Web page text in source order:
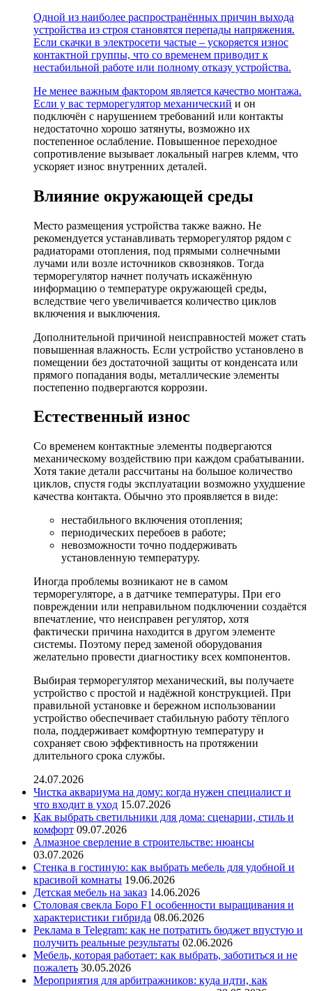
Одной из наиболее распространённых причин выхода
устройства из строя становятся перепады напряжения.
Если скачки в электросети частые – ускоряется износ
контактной группы, что со временем приводит к
нестабильной работе или полному отказу устройства.
Не менее важным фактором является качество монтажа.
Если у вас терморегулятор механический и он
подключён с нарушением требований или контакты
недостаточно хорошо затянуты, возможно их
постепенное ослабление. Повышенное переходное
сопротивление вызывает локальный нагрев клемм, что
ускоряет износ внутренних деталей.
Влияние окружающей среды
Место размещения устройства также важно. Не
рекомендуется устанавливать терморегулятор рядом с
радиаторами отопления, под прямыми солнечными
лучами или возле источников сквозняков. Тогда
терморегулятор начнет получать искажённую
информацию о температуре окружающей среды,
вследствие чего увеличивается количество циклов
включения и выключения.
Дополнительной причиной неисправностей может стать
повышенная влажность. Если устройство установлено в
помещении без достаточной защиты от конденсата или
прямого попадания воды, металлические элементы
постепенно подвергаются коррозии.
Естественный износ
Со временем контактные элементы подвергаются
механическому воздействию при каждом срабатывании.
Хотя такие детали рассчитаны на большое количество
циклов, спустя годы эксплуатации возможно ухудшение
качества контакта. Обычно это проявляется в виде:
нестабильного включения отопления;
периодических перебоев в работе;
невозможности точно поддерживать
установленную температуру.
Иногда проблемы возникают не в самом
терморегуляторе, а в датчике температуры. При его
повреждении или неправильном подключении создаётся
впечатление, что неисправен регулятор, хотя
фактически причина находится в другом элементе
системы. Поэтому перед заменой оборудования
желательно провести диагностику всех компонентов.
Выбирая терморегулятор механический, вы получаете
устройство с простой и надёжной конструкцией. При
правильной установке и бережном использовании
устройство обеспечивает стабильную работу тёплого
пола, поддерживает комфортную температуру и
сохраняет свою эффективность на протяжении
длительного срока службы.
24.07.2026
Чистка аквариума на дому: когда нужен специалист и
что входит в уход 15.07.2026
Как выбрать светильники для дома: сценарии, стиль и
комфорт 09.07.2026
Алмазное сверление в строительстве: нюансы
03.07.2026
Стенка в гостиную: как выбрать мебель для удобной и
красивой комнаты 19.06.2026
Детская мебель на заказ 14.06.2026
Столовая свекла Боро F1 особенности выращивания и
характеристики гибрида 08.06.2026
Реклама в Telegram: как не потратить бюджет впустую и
получить реальные результаты 02.06.2026
Мебель, которая работает: как выбрать, заботиться и не
пожалеть 30.05.2026
Мероприятия для арбитражников: куда идти, как